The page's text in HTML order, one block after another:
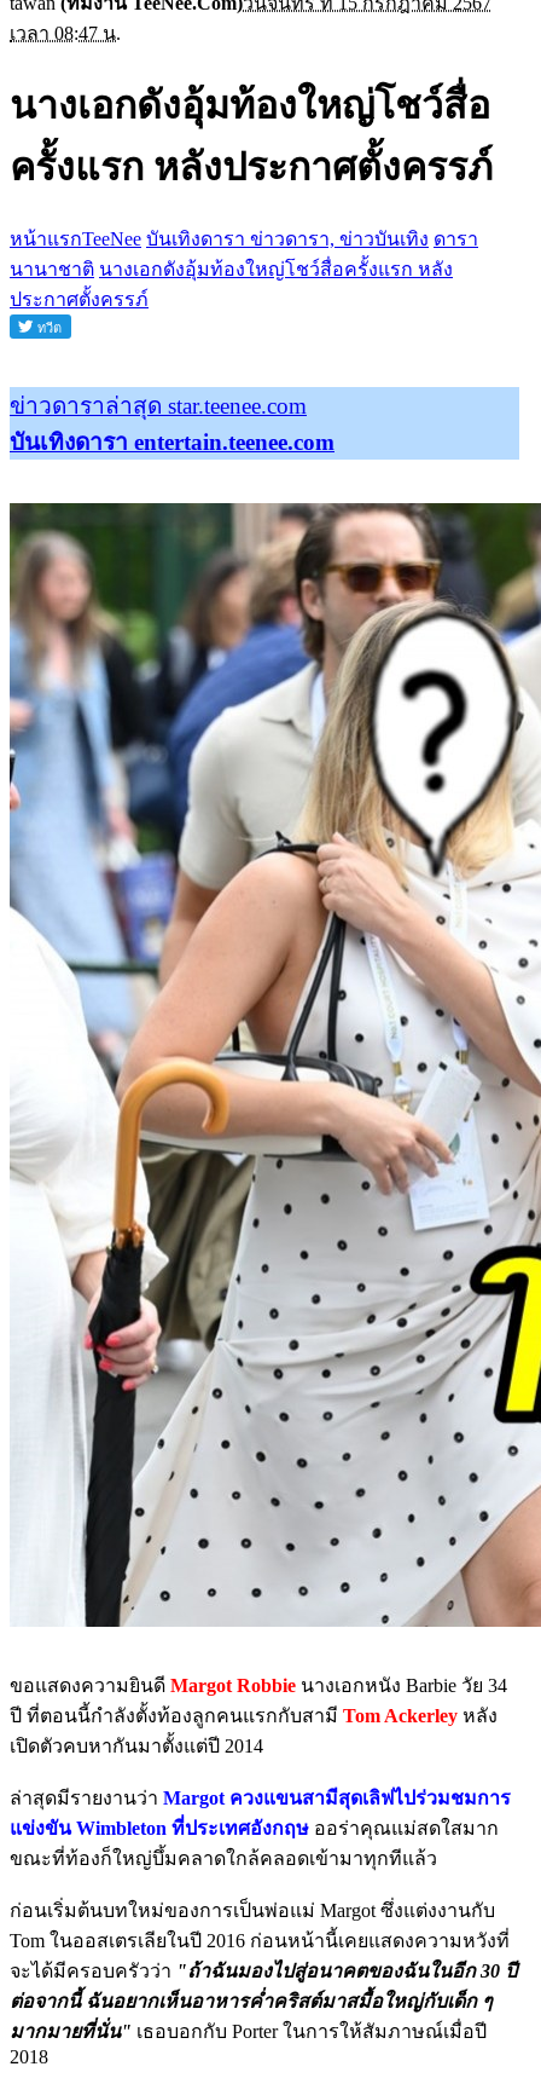
เวลา 08:47 น.
นางเอกดังอุ้มท้องใหญ่โชว์สื่อ
ครั้งแรก หลังประกาศตั้งครรภ์
หน้าแรกTeeNee บันเทิงดารา ข่าวดารา, ข่าวบันเทิง ดารา
นานาชาติ นางเอกดังอุ้มท้องใหญ่โชว์สื่อครั้งแรก หลัง
ประกาศตั้งครรภ์
ข่าวดาราล่าสุด star.teenee.com
บันเทิงดารา entertain.teenee.com
ขอแสดงความยินดี Margot Robbie นางเอกหนัง Barbie วัย 34
ปี ที่ตอนนี้กำลังตั้งท้องลูกคนแรกกับสามี Tom Ackerley หลัง
เปิดตัวคบหากันมาตั้งแต่ปี 2014
ล่าสุดมีรายงานว่า Margot ควงแขนสามีสุดเลิฟไปร่วมชมการ
แข่งขัน Wimbleton ที่ประเทศอังกฤษ ออร่าคุณแม่สดใสมาก
ขณะที่ท้องก็ใหญ่บึ้มคลาดใกล้คลอดเข้ามาทุกทีแล้ว
ก่อนเริ่มต้นบทใหม่ของการเป็นพ่อแม่ Margot ซึ่งแต่งงานกับ
Tom ในออสเตรเลียในปี 2016 ก่อนหน้านี้เคยแสดงความหวังที่
จะได้มีครอบครัวว่า "ถ้าฉันมองไปสู่อนาคตของฉันในอีก 30 ปี
ต่อจากนี้ ฉันอยากเห็นอาหารค่ำคริสต์มาสมื้อใหญ่กับเด็ก ๆ
มากมายที่นั่น" เธอบอกกับ Porter ในการให้สัมภาษณ์เมื่อปี
2018